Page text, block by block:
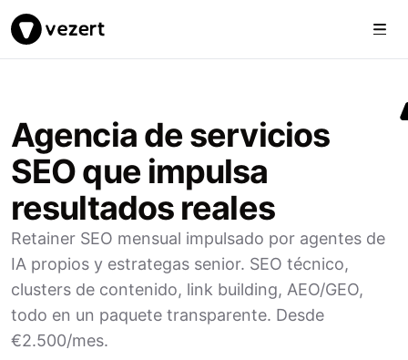
Vezert
Agencia de servicios
SEO que impulsa
resultados reales
Retainer SEO mensual impulsado por agentes de
IA propios y estrategas senior. SEO técnico,
clusters de contenido, link building, AEO/GEO,
todo en un paquete transparente. Desde
€2.500/mes.